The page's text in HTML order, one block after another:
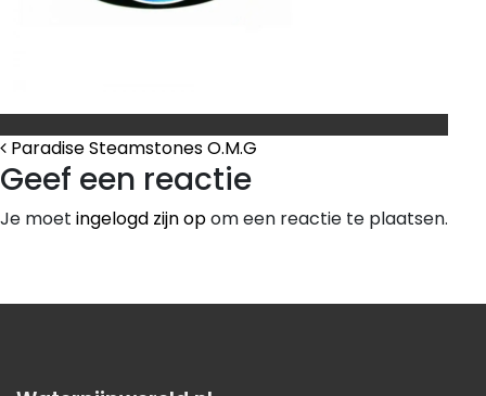
Bericht Navigatie
Paradise Steamstones O.M.G
Geef een reactie
Je moet ingelogd zijn opom een reactie te plaatsen.